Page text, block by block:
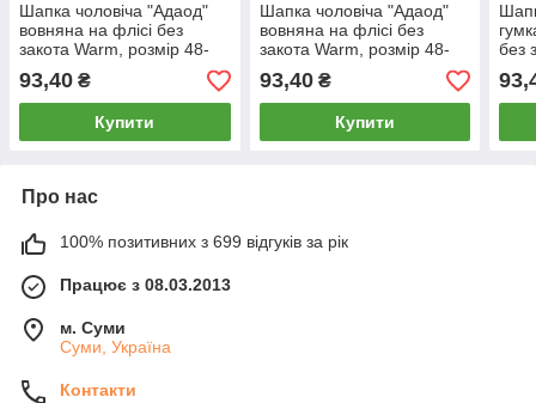
Шапка чоловіча "Адаод"
вовняна на флісі без
закота Warm, розмір 48-
50, синя, 020215
93,40 ₴
Купити
Шапка чоловіча "Адаод"
вовняна на флісі без
закота Warm, розмір 48-
50, хакі, 020214
93,40₴
Купити
без
54-
Про нас
100% позитивних з 699 відгуків за рік
Працює з 08.03.2013
м. Суми
Суми, Україна
Контакти